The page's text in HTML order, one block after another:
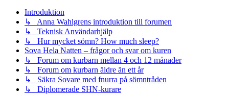
Introduktion
↳ Anna Wahlgrens introduktion till forumen
↳ Teknisk Användarhjälp
↳ Hur mycket sömn? How much sleep?
Sova Hela Natten – frågor och svar om kuren
↳ Forum om kurbarn mellan 4 och 12 månader
↳ Forum om kurbarn äldre än ett år
↳ Säkra Sovare med fnurra på sömntråden
↳ Diplomerade SHN-kurare